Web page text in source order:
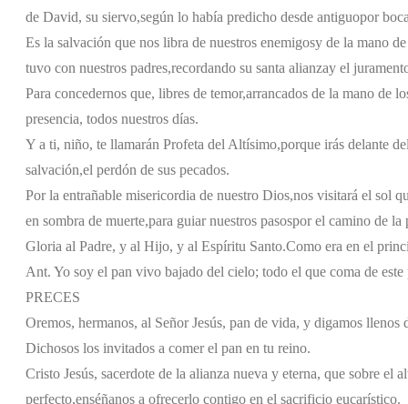
de David, su siervo,según lo había predicho desde antiguopor
Es la salvación que nos libra de nuestros enemigosy de la mano
tuvo con nuestros padres,recordando su santa alianzay el
Para concedernos que, libres de temor,arrancados de la mano de
presencia, todos nuestros días.
Y a ti, niño, te llamarán Profeta del Altísimo,porque irás delante
salvación,el perdón de sus pecados.
Por la entrañable misericordia de nuestro Dios,nos visitará el sol
en sombra de muerte,para guiar nuestros pasospor el camino de la
Gloria al Padre, y al Hijo, y al Espíritu Santo.Como era en el
Ant. Yo soy el pan vivo bajado del cielo; todo el que coma de
PRECES
Oremos, hermanos, al Señor Jesús, pan de vida, y digamos llenos
Dichosos los invitados a comer el pan en tu reino.
Cristo Jesús, sacerdote de la alianza nueva y eterna, que sobre el
perfecto,enséñanos a ofrecerlo contigo en el sacrificio eucarístico.